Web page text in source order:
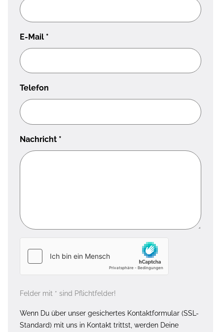
E-Mail *
Telefon
Nachricht *
Felder mit * sind Pflichtfelder!
Wenn Du über unser gesichertes Kontaktformular (SSL-
Standard) mit uns in Kontakt trittst, werden Deine